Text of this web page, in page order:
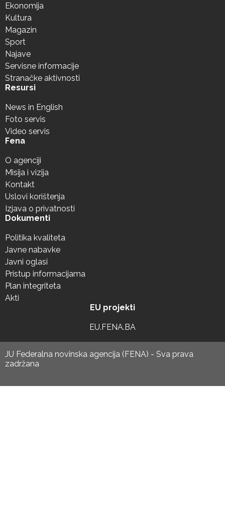
Ekonomija
Kultura
Magazin
Sport
Najave
Servisne informacije
Stranačke aktivnosti
Resursi
News in English
Foto servis
Video servis
Fena
O agenciji
Misija i vizija
Kontakt
Uslovi korištenja
Izjava o privatnosti
Dokumenti
Politika kvaliteta
Javne nabavke
Javni oglasi
Pristup informacijama
Plan integriteta
Akti
EU projekti
EU.FENA.BA
JU Federalna novinska agencija (FENA) - Sva prava
zadržana